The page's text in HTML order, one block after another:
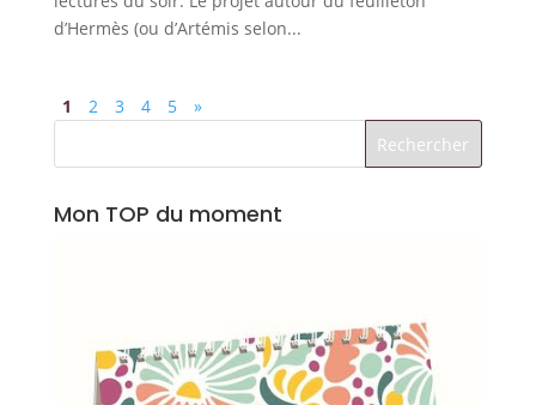
d’Hermès (ou d’Artémis selon...
1 2 3 4 5 »
Mon TOP du moment